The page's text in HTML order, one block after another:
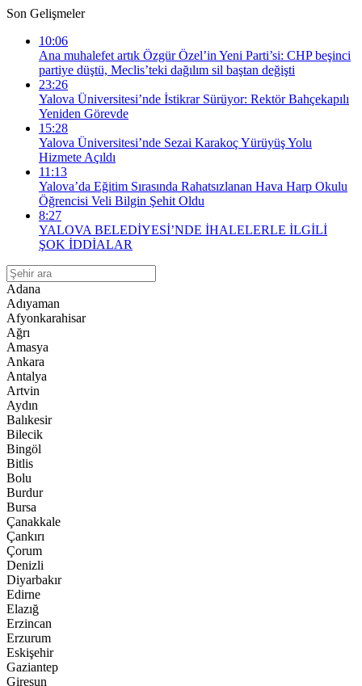
Son Gelişmeler
10:06
Ana muhalefet artık Özgür Özel’in Yeni Parti’si: CHP beşinci
partiye düştü, Meclis’teki dağılım sil baştan değişti
23:26
Yalova Üniversitesi’nde İstikrar Sürüyor: Rektör Bahçekapılı
Yeniden Görevde
15:28
Yalova Üniversitesi’nde Sezai Karakoç Yürüyüş Yolu
Hizmete Açıldı
11:13
Yalova’da Eğitim Sırasında Rahatsızlanan Hava Harp Okulu
Öğrencisi Veli Bilgin Şehit Oldu
8:27
YALOVA BELEDİYESİ’NDE İHALELERLE İLGİLİ
ŞOK İDDİALAR
Adana
Adıyaman
Afyonkarahisar
Ağrı
Amasya
Ankara
Antalya
Artvin
Aydın
Balıkesir
Bilecik
Bingöl
Bitlis
Bolu
Burdur
Bursa
Çanakkale
Çankırı
Çorum
Denizli
Diyarbakır
Edirne
Elazığ
Erzincan
Erzurum
Eskişehir
Gaziantep
Giresun